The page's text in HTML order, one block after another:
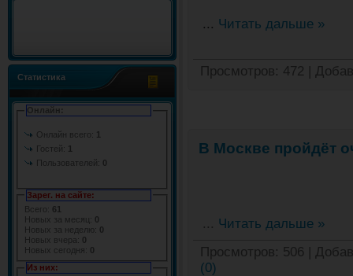
Статистика
Онлайн:
Онлайн всего: 1
Гостей: 1
Пользователей: 0
Зарег. на сайте:
Всего: 61
Новых за месяц: 0
Новых за неделю: 0
Новых вчера: 0
Новых сегодня: 0
Из них:
... Читать дальше »
Просмотров: 472
В Москве пройдёт
... Читать дальше »
Просмотров: 506
(0)